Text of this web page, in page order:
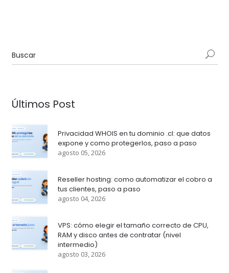
Últimos Post
Privacidad WHOIS en tu dominio .cl: que datos
expone y como protegerlos, paso a paso
agosto 05, 2026
Reseller hosting: como automatizar el cobro a
tus clientes, paso a paso
agosto 04, 2026
VPS: cómo elegir el tamaño correcto de CPU,
RAM y disco antes de contratar (nivel
intermedio)
agosto 03, 2026